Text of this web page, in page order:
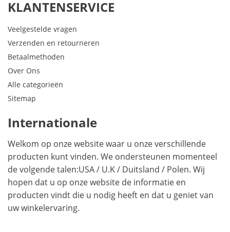
KLANTENSERVICE
Veelgestelde vragen
Verzenden en retourneren
Betaalmethoden
Over Ons
Alle categorieën
Sitemap
Internationale
Welkom op onze website waar u onze verschillende
producten kunt vinden. We ondersteunen momenteel
de volgende talen:USA/ U.K/ Duitsland / Polen. Wij
hopen dat u op onze website de informatie en
producten vindt die u nodig heeft en dat u geniet van
uw winkelervaring.